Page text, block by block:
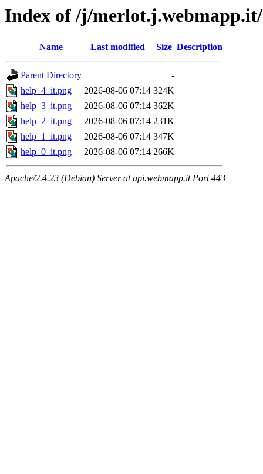
Index of /j/merlot.j.webmapp.it/
Name Last modified Size Description
Parent Directory
-
help_4_it.png
2026-08-06 07:14 324K
help_3_it.png
2026-08-06 07:14 362K
help_2_it.png
2026-08-06 07:14 231K
help_1_it.png
2026-08-06 07:14 347K
help_0_it.png
2026-08-06 07:14 266K
Apache/2.4.23 (Debian) Server at api.webmapp.it Port 443